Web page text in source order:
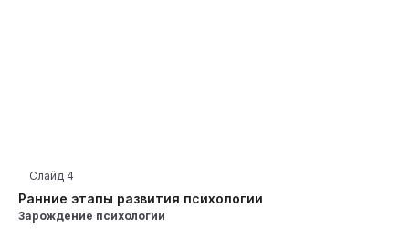
Ранние этапы развития психологии
Слайд 4
Зарождение психологии